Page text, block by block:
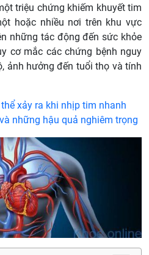
triệu chứng khiếm khuyết tim
hoặc nhiều nơi trên khu vực
những tác động đến sức khỏe
cơ mắc các chứng bệnh nguy
ảnh hưởng đến tuổi thọ và tính
xảy ra khi nhịp tim nhanh
những hậu quả nghiêm trọng